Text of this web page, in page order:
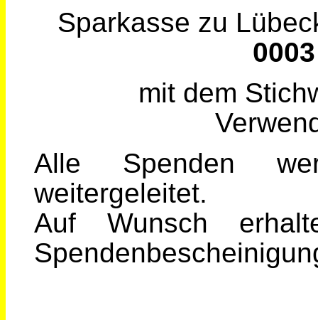
Sparkasse zu
mit dem
Alle Spenden
weitergeleitet.
Auf Wunsch